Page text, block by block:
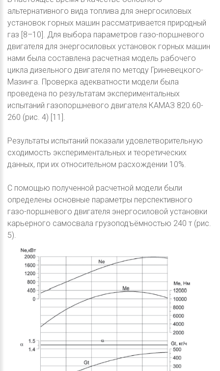
альтернативного вида топлива для энергосиловых
установок горных машин рассматривается природный
газ [8–10]. Для выбора параметров газо-поршневого
двигателя для энергосиловых установок горных машин
нами была составлена расчетная модель рабочего
цикла дизельного двигателя по методу Гриневецкого-
Мазинга. Проверка адекватности модели была
проведена по результатам экспериментальных
испытаний газопоршневого двигателя КАМАЗ 820.60-
260 (рис. 4) [11].
Результаты испытаний показали удовлетворительную
сходимость экспериментальных и теоретических
данных, при их относительном расхождении 10%.
С помощью полученной расчетной модели были
определены основные параметры перспективного
газо-поршневого двигателя энергосиловой установки
карьерного самосвала грузоподъёмностью 240 т (рис.
5).